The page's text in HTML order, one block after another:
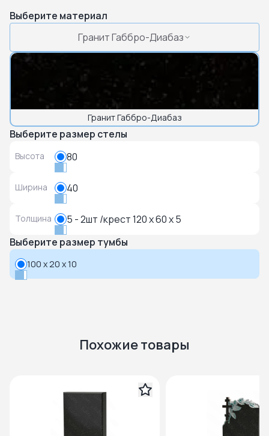
Выберите материал
Гранит Габбро-Диабаз
Гранит Габбро-Диабаз
Выберите размер стелы
Высота 80
Ширина 40
Толщина
5 - 2шт /крест 120 x 60 x 5
Выберите размер тумбы
100 x 20 x 10
Похожие товары